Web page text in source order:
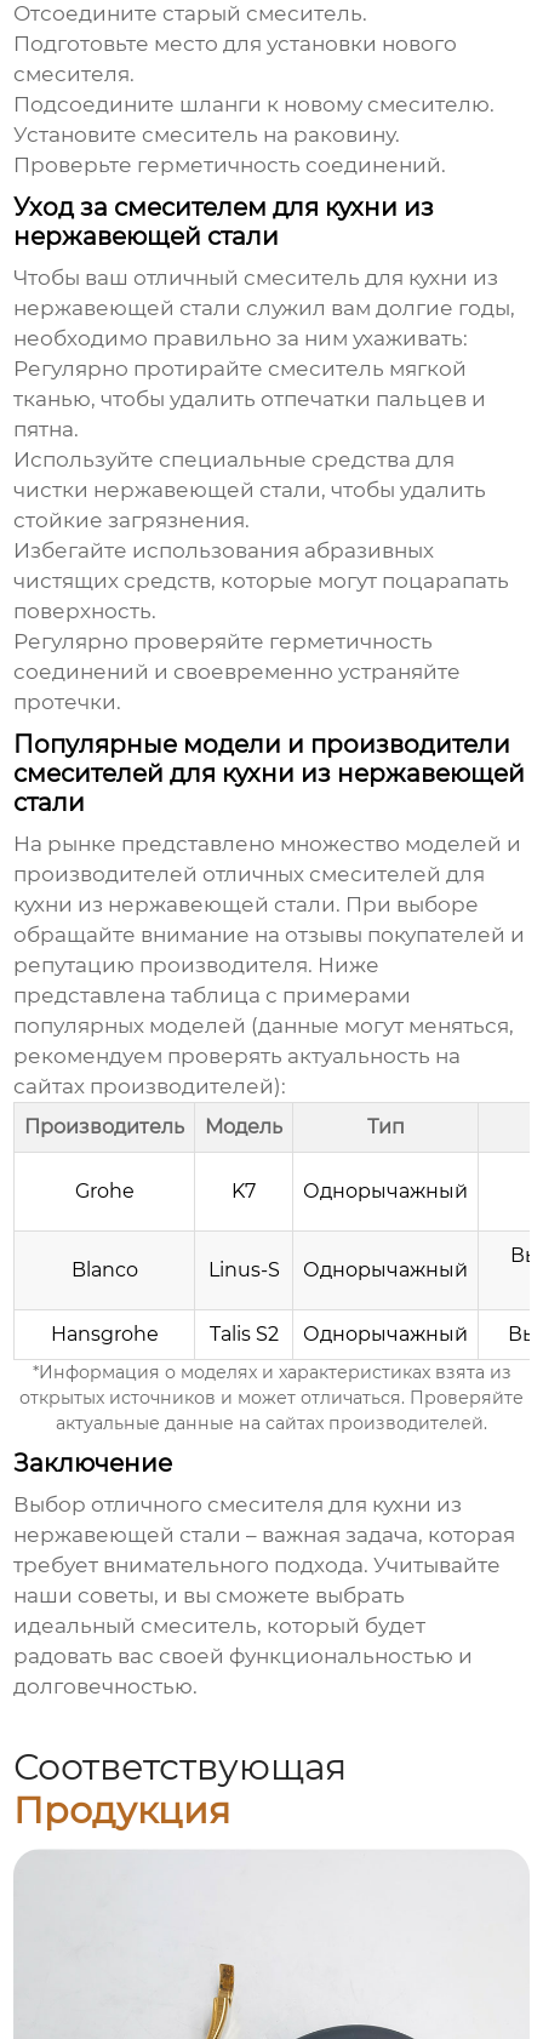
Отсоедините старый смеситель.
Подготовьте место для установки нового
смесителя.
Подсоедините шланги к новому смесителю.
Установите смеситель на раковину.
Проверьте герметичность соединений.
Уход за смесителем для кухни из
нержавеющей стали
Чтобы ваш отличный смеситель для кухни из
нержавеющей стали служил вам долгие годы,
необходимо правильно за ним ухаживать:
Регулярно протирайте смеситель мягкой
тканью, чтобы удалить отпечатки пальцев и
пятна.
Используйте специальные средства для
чистки нержавеющей стали, чтобы удалить
стойкие загрязнения.
Избегайте использования абразивных
чистящих средств, которые могут поцарапать
поверхность.
Регулярно проверяйте герметичность
соединений и своевременно устраняйте
протечки.
Популярные модели и производители
смесителей для кухни из нержавеющей
стали
На рынке представлено множество моделей и
производителей отличных смесителей для
кухни из нержавеющей стали. При выборе
обращайте внимание на отзывы покупателей и
репутацию производителя. Ниже
представлена таблица с примерами
популярных моделей (данные могут меняться,
рекомендуем проверять актуальность на
сайтах производителей):
Производитель Модель Тип
Grohe K7 Однорычажный
Blanco Linus-S Однорычажный
Hansgrohe Talis S2 Однорычажный
*Информация о моделях и характеристиках взята из
открытых источников и может отличаться. Проверяйте
актуальные данные на сайтах производителей.
Заключение
Выбор отличного смесителя для кухни из
нержавеющей стали – важная задача, которая
требует внимательного подхода. Учитывайте
наши советы, и вы сможете выбрать
идеальный смеситель, который будет
радовать вас своей функциональностью и
долговечностью.
Соответствующая
Продукция